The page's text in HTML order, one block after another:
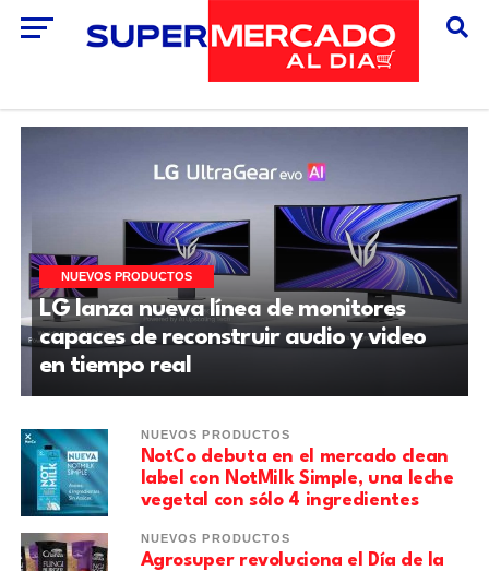
NUEVOS PRODUCTOS
LG lanza nueva línea de monitores
capaces de reconstruir audio y video
en tiempo real
NUEVOS PRODUCTOS
NotCo debuta en el mercado clean
label con NotMilk Simple, una leche
vegetal con sólo 4 ingredientes
NUEVOS PRODUCTOS
Agrosuper revoluciona el Día de la